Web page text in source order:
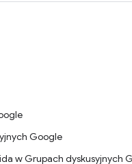
Google
w Grupach dyskusyjnych